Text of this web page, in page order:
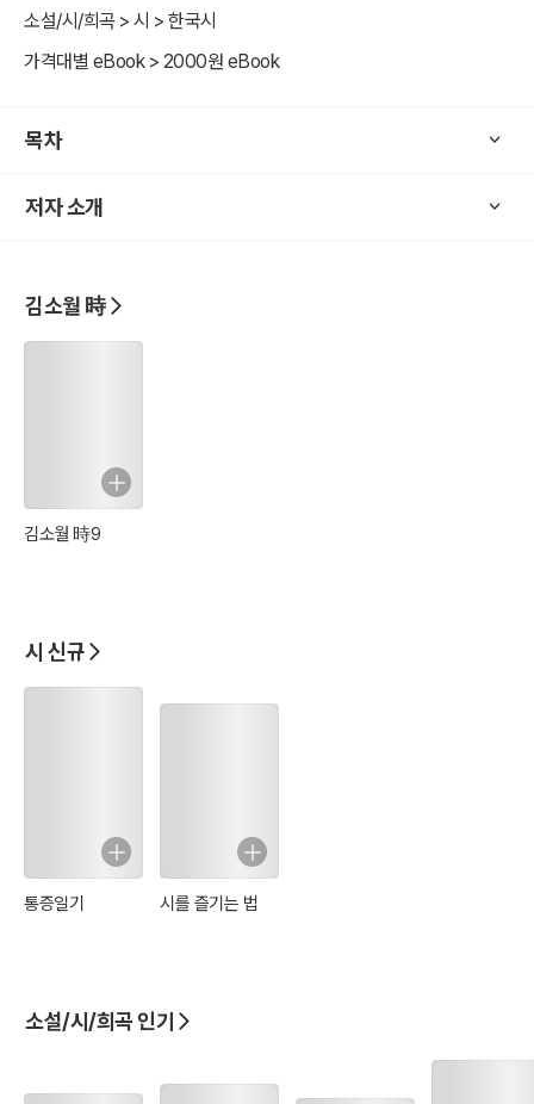
24년의 시대상과 작가의 작품세계를 만나 보시기 바랍니다.
소설/시/희곡 > 시 > 한국시
가격대별 eBook > 2000원 eBook
목차
저자 소개
김소월 時
김소월 時9
시 신규
통증일기 시를 즐기는 법
소설/시/희곡 인기